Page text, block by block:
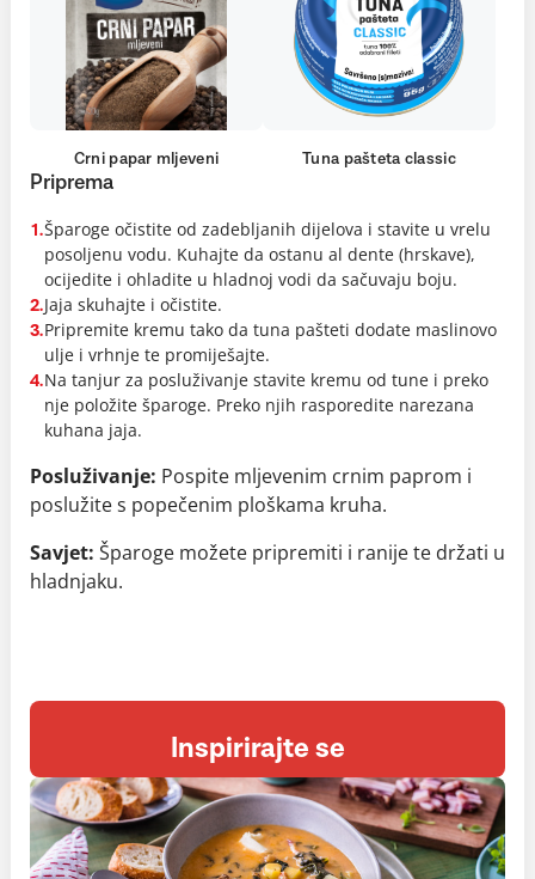
Crni papar mljeveni Tuna pašteta classic
Priprema
1.Šparoge očistite od zadebljanih dijelova i stavite u vrelu
posoljenu vodu. Kuhajte da ostanu al dente (hrskave),
ocijedite i ohladite u hladnoj vodi da sačuvaju boju.
2.Jaja skuhajte i očistite.
3.Pripremite kremu tako da tuna pašteti dodate maslinovo
ulje i vrhnje te promiješajte.
4.Na tanjur za posluživanje stavite kremu od tune i preko
nje položite šparoge. Preko njih rasporedite narezana
kuhana jaja.
Posluživanje: Pospite mljevenim crnim paprom i
poslužite s popečenim ploškama kruha.
Savjet: Šparoge možete pripremiti i ranije te držati u
hladnjaku.
Inspirirajte se